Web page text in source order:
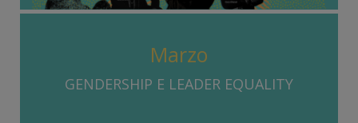
Marzo
GENDERSHIP E LEADER EQUALITY